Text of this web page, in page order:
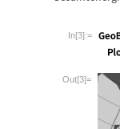
In[3]:=
Out[3]=